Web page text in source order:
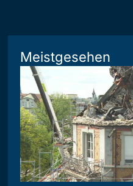
Meistgesehen